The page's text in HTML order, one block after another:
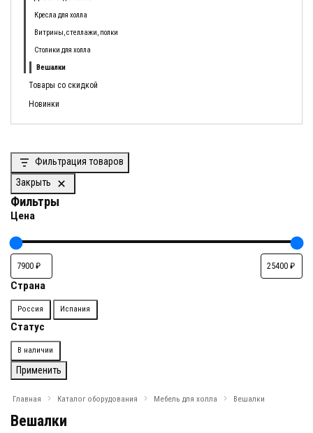
Главная Каталог оборудования Мебель для холла Вешалки
Вешалки
Кресла для холла
Витрины, стеллажи, полки
Столики для холла
Вешалки
Товары со скидкой
Новинки
Фильтрация товаров
Закрыть
Фильтры
Цена
Страна
Страна
Россия Испания
Статус
Доступность
В наличии
Применить